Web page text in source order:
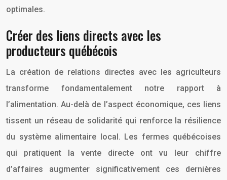
optimales.
Créer des liens directs avec les
producteurs québécois
La création de relations directes avec les agriculteurs
transforme fondamentalement notre rapport à
l’alimentation. Au-delà de l’aspect économique, ces liens
tissent un réseau de solidarité qui renforce la résilience
du système alimentaire local. Les fermes québécoises
qui pratiquent la vente directe ont vu leur chiffre
d’affaires augmenter significativement ces dernières